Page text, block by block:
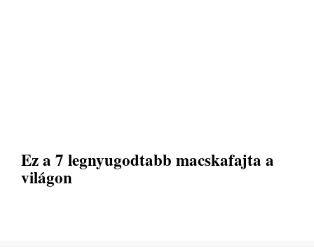
Ez a 7 legnyugodtabb macskafajta a
világon